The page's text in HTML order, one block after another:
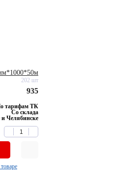
202 шт
935
тарифам ТК
Со склада
Челябинске